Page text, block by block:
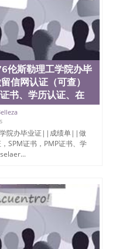
伦斯勒理工学院办毕
信网认证（可查）
书、学历认证、在
学院办毕业证||成绩单||做
SPM证书，PMP证书、学